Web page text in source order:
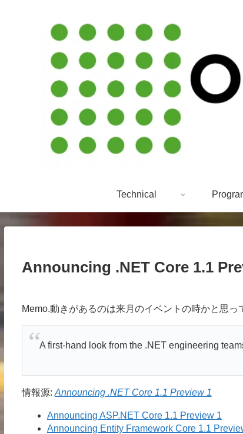
Technical
Announcing .NET Core 1.1
Memo.動きがあるのは来月のイベントの時かと思っ
A first-hand look from the .NET engineering
情報源: Announcing .NET Core 1.1 Preview 1
Announcing ASP.NET Core 1.1 Preview 1
Announcing Entity Framework Core 1.1